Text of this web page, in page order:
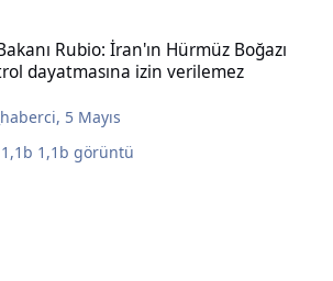
Rubio: İran'ın Hürmüz Boğazı
dayatmasına izin verilemez
, 5 Mayıs
1,1b görüntü